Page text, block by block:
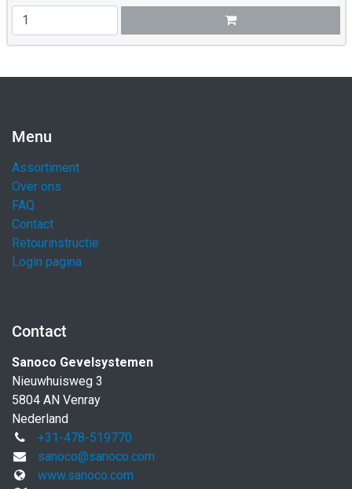
Menu
Assortiment
Over ons
FAQ
Contact
Retourinstructie
Login pagina
Contact
Sanoco Gevelsystemen
Nieuwhuisweg 3
5804 AN Venray
Nederland
+31-478-519770
sanoco@sanoco.com
www.sanoco.com